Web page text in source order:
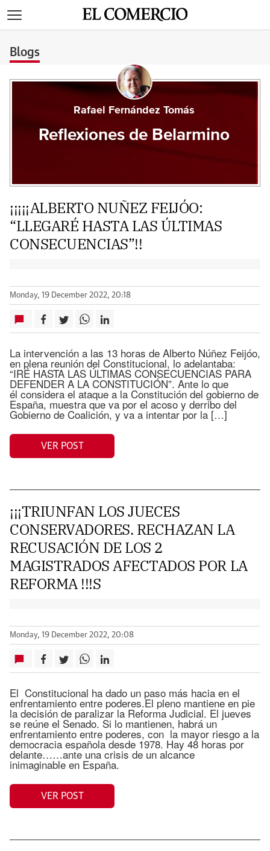
Blogs
Rafael Fernández Tomás
Reflexiones de Belarmino
¡¡¡¡¡ALBERTO NUÑEZ FEIJÓO:
“LLEGARÉ HASTA LAS ÚLTIMAS
CONSECUENCIAS”!!
Monday, 19 December 2022, 20:18
La intervención a las 13 horas de Alberto Núñez Feijóo,
en plena reunión del Constitucional, lo adelantaba:
“IRÉ HASTA LAS ÚLTIMAS CONSECUENCIAS PARA
DEFENDER A LA CONSTITUCIÓN”. Ante lo que
él considera el ataque a la Constitución del gobierno de
España, muestra que va por el acoso y derribo del
Gobierno de Coalición, y va a intentar por la […]
VER POST
¡¡¡TRIUNFAN LOS JUECES
CONSERVADORES. RECHAZAN LA
RECUSACIÓN DE LOS 2
MAGISTRADOS AFECTADOS POR LA
REFORMA !!!S
Monday, 19 December 2022, 20:08
El Constitucional ha dado un paso más hacia en el
enfrentamiento entre poderes.El pleno mantiene en pie
la decisión de paralizar la Reforma Judicial. El jueves
se reúne el Senado. Si lo mantienen, habrá un
enfrentamiento entre poderes, con la mayor riesgo a la
democracia española desde 1978. Hay 48 horas por
delante……ante una crisis de un alcance
inimaginable en España.
VER POST